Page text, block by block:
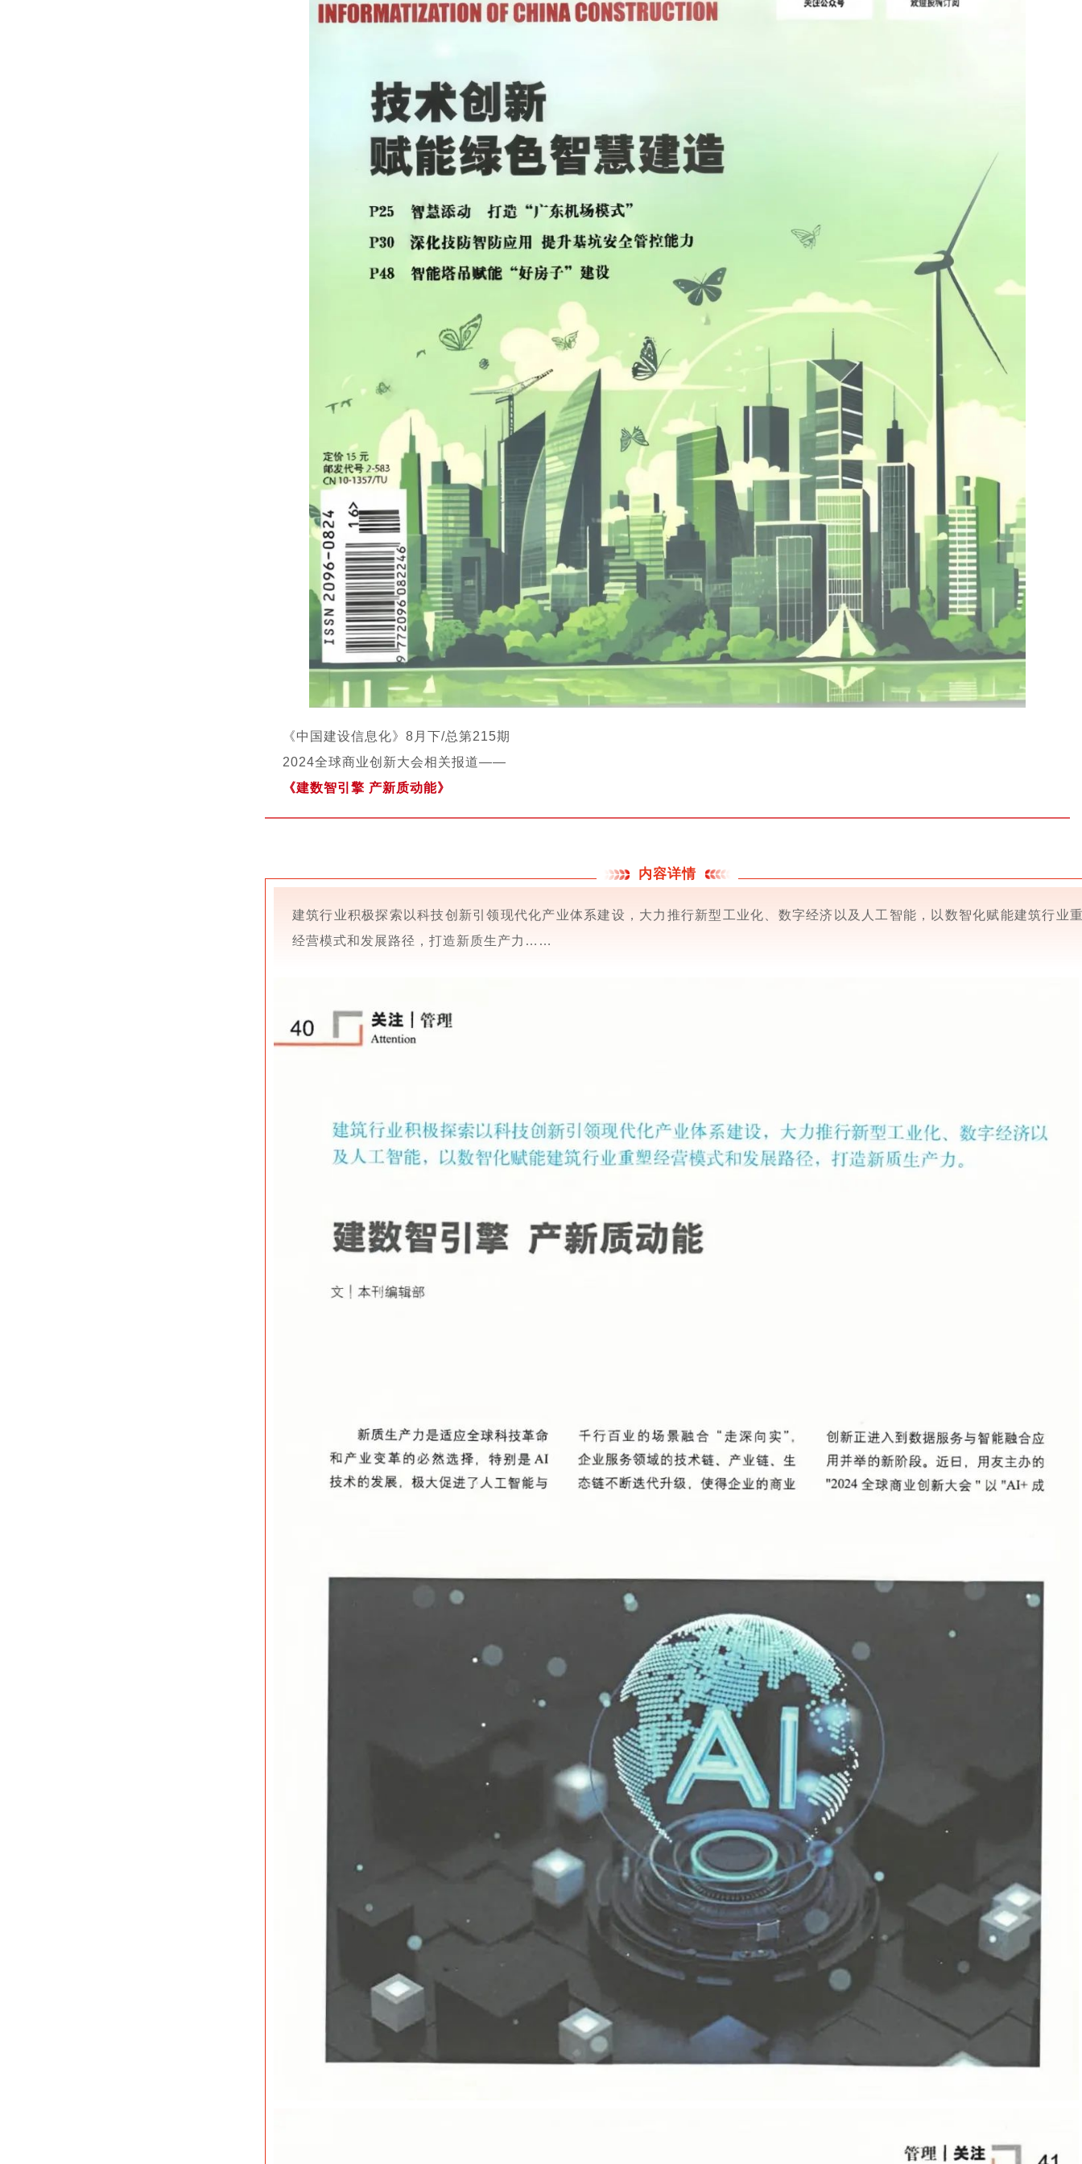
《中国建设信息化》8月下/总第215期
2024全球商业创新大会相关报道——
《建数智引擎 产新质动能》
内容详情
建筑行业积极探索以科技创新引领现代化产业体系建设，大力推行新型工业化、数字经济以及人工智能，以数智化赋能建筑行业
经营模式和发展路径，打造新质生产力……